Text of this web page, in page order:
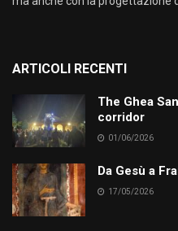
ARTICOLI RECENTI
The Ghea
corridor
01/06/2026
Da Gesù a
17/05/2026